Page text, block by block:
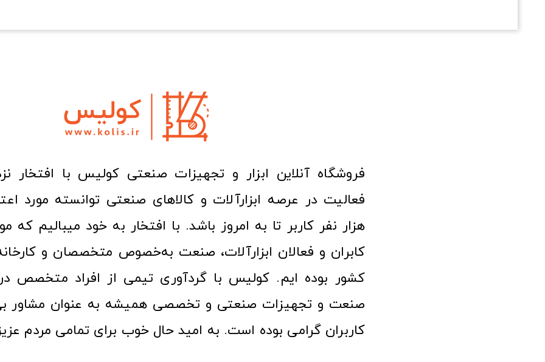
هزار نفر کاربر تا به امروز باشد. با افتخار به خود میبالیم که
کابران و فعالان ابزارآلات، صنعت به‌خصوص متخصصان و
کشور بوده ایم. کولیس با گردآوری تیمی از افراد متخصص در
صنعت و تجهیزات صنعتی و تخصصی همیشه به عنوان مشاور
کاربران گرامی بوده است. به امید حال خوب برای تمامی مردم